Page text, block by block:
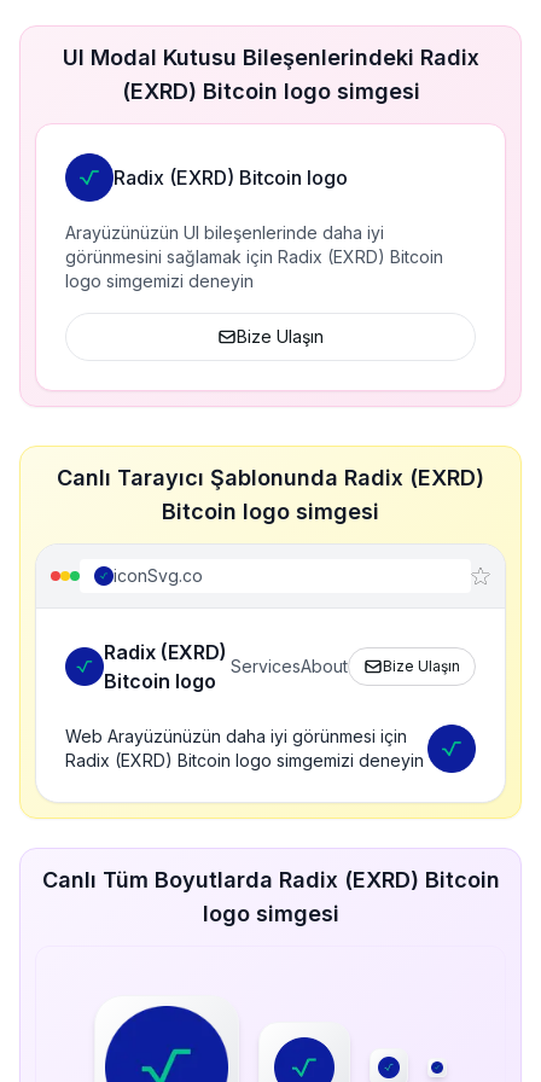
UI Modal Kutusu Bileşenlerindeki Radix
(EXRD) Bitcoin logo simgesi
Radix (EXRD) Bitcoin logo
Arayüzünüzün UI bileşenlerinde daha iyi
görünmesini sağlamak için Radix (EXRD) Bitcoin
logo simgemizi deneyin
Bize Ulaşın
Canlı Tarayıcı Şablonunda Radix (EXRD)
Bitcoin logo simgesi
iconSvg.co
Radix (EXRD)
Bitcoin logo
ServicesAbout Bize Ulaşın
Web Arayüzünüzün daha iyi görünmesi için
Radix (EXRD) Bitcoin logo simgemizi deneyin
Canlı Tüm Boyutlarda Radix (EXRD) Bitcoin
logo simgesi